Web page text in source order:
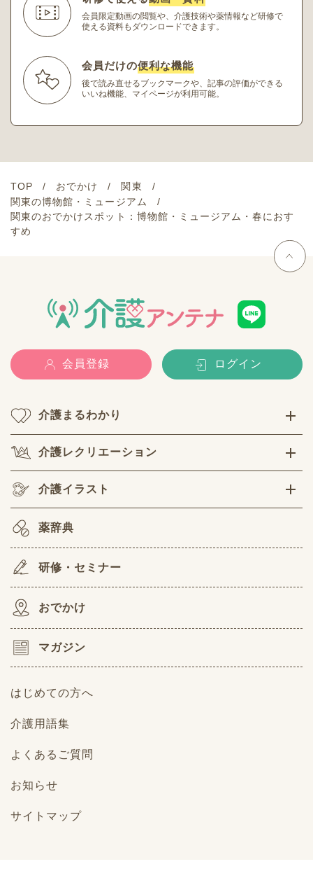
会員限定動画の閲覧や、介護技術や薬情報など研修で
使える資料もダウンロードできます。
会員だけの便利な機能
後で読み直せるブックマークや、記事の評価ができる
いいね機能、マイページが利用可能。
TOP おでかけ
関東
関東の博物館・ミュージアム
関東のおでかけスポット：博物館・ミュージアム・春におす
すめ
会員登録 ログイン
介護まるわかり
介護レクリエーション
介護イラスト
薬辞典
研修・セミナー
おでかけ
マガジン
はじめての方へ
介護用語集
よくあるご質問
お知らせ
サイトマップ